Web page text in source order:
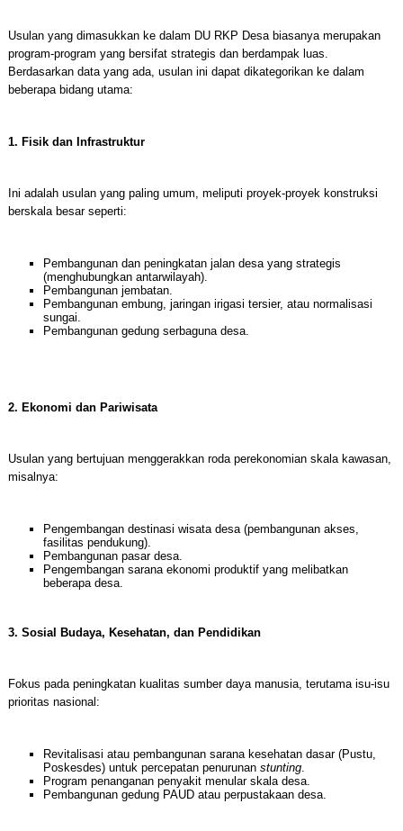
Usulan yang dimasukkan ke dalam DU RKP Desa biasanya merupakan
program-program yang bersifat strategis dan berdampak luas.
Berdasarkan data yang ada, usulan ini dapat dikategorikan ke dalam
beberapa bidang utama:
1. Fisik dan Infrastruktur
Ini adalah usulan yang paling umum, meliputi proyek-proyek konstruksi
berskala besar seperti:
Pembangunan dan peningkatan jalan desa yang strategis
(menghubungkan antarwilayah).
Pembangunan jembatan.
Pembangunan embung, jaringan irigasi tersier, atau normalisasi
sungai.
Pembangunan gedung serbaguna desa.
2. Ekonomi dan Pariwisata
Usulan yang bertujuan menggerakkan roda perekonomian skala kawasan,
misalnya:
Pengembangan destinasi wisata desa (pembangunan akses,
fasilitas pendukung).
Pembangunan pasar desa.
Pengembangan sarana ekonomi produktif yang melibatkan
beberapa desa.
3. Sosial Budaya, Kesehatan, dan Pendidikan
Fokus pada peningkatan kualitas sumber daya manusia, terutama isu-isu
prioritas nasional:
Revitalisasi atau pembangunan sarana kesehatan dasar (Pustu,
Poskesdes) untuk percepatan penurunan stunting.
Program penanganan penyakit menular skala desa.
Pembangunan gedung PAUD atau perpustakaan desa.